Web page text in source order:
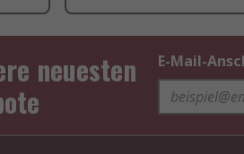
neuesten
E-Mail-